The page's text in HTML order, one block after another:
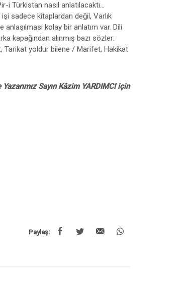
Türkistan nasıl anlatılacaktı...
sadece kitaplardan değil, Varlık
kolay bir anlatım var. Dili
kapağından alınmış bazı sözler:
Tarikat yoldur bilene / Marifet, Hakikat
Sayın Kâzim YARDIMCI için
Paylaş: